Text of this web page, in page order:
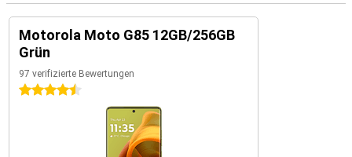
Motorola Moto G85 12GB/256GB
Grün
97 verifizierte Bewertungen
4.5 Sterne